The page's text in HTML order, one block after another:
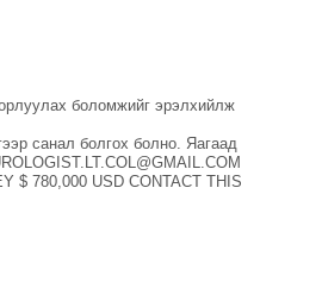
боломжийг эрэлхийлж
санал болгох болно. Яагаад
$ 780,000 USD CONTACT THIS